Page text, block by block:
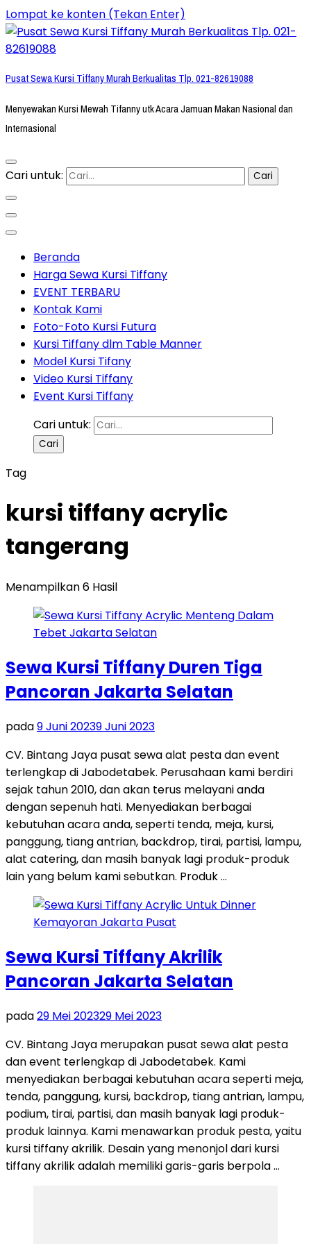
Lompat ke konten (Tekan Enter)
Pusat Sewa Kursi Tiffany Murah Berkualitas Tlp. 021-82619088
Menyewakan Kursi Mewah Tifanny utk Acara Jamuan Makan Nasional dan
Internasional
Cari untuk:
Beranda
Harga Sewa Kursi Tiffany
EVENT TERBARU
Kontak Kami
Foto-Foto Kursi Futura
Kursi Tiffany dlm Table Manner
Model Kursi Tifany
Video Kursi Tiffany
Event Kursi Tiffany
Cari untuk:
Tag
kursi tiffany acrylic
tangerang
Menampilkan 6 Hasil
Sewa Kursi Tiffany Duren Tiga
Pancoran Jakarta Selatan
pada9 Juni 20239 Juni 2023
CV. Bintang Jaya pusat sewa alat pesta dan event
terlengkap di Jabodetabek. Perusahaan kami berdiri
sejak tahun 2010, dan akan terus melayani anda
dengan sepenuh hati. Menyediakan berbagai
kebutuhan acara anda, seperti tenda, meja, kursi,
panggung, tiang antrian, backdrop, tirai, partisi, lampu,
alat catering, dan masih banyak lagi produk-produk
lain yang belum kami sebutkan. Produk …
Sewa Kursi Tiffany Akrilik
Pancoran Jakarta Selatan
pada29 Mei 202329 Mei 2023
CV. Bintang Jaya merupakan pusat sewa alat pesta
dan event terlengkap di Jabodetabek. Kami
menyediakan berbagai kebutuhan acara seperti meja,
tenda, panggung, kursi, backdrop, tiang antrian, lampu,
podium, tirai, partisi, dan masih banyak lagi produk-
produk lainnya. Kami menawarkan produk pesta, yaitu
kursi tiffany akrilik. Desain yang menonjol dari kursi
tiffany akrilik adalah memiliki garis-garis berpola …